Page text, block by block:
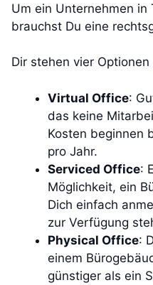
Um ein Unternehmen in
brauchst Du eine
Dir stehen vier
Virtual Office:
das keine
Kosten beginnen
pro Jahr.
Serviced Office:
Möglichkeit, ein
Dich einfach
zur Verfügung
Physical Office:
einem
günstiger als ein